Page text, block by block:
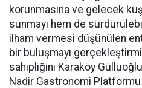
korunmasına ve gelecek
sunmayı hem de
ilham vermesi düşünülen
bir buluşmayı
sahipliğini Karaköy
Nadir Gastronomi